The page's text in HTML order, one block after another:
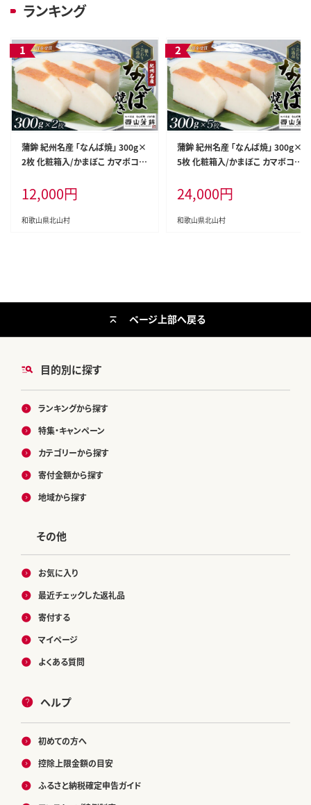
ランキング
蒲鉾 紀州名産 「なんば焼」 300g×
2枚 化粧箱入/かまぼこ カマボコ
お祝い お返し 母の日 父の日 お中
元 敬老の日 おつまみ 惣菜【nym1
00】
12,000円
和歌山県北山村
蒲鉾 紀州名産 「なんば焼」 300g×
5枚 化粧箱入/かまぼこ カマボコ
お祝い お返し 母の日 父の日 お中
元 敬老の日 おつまみ 惣菜【nym1
03】
24,000円
和歌山県北山村
目的別に探す
ランキングから探す
特集・キャンペーン
カテゴリーから探す
寄付金額から探す
地域から探す
その他
お気に入り
最近チェックした返礼品
寄付する
マイページ
よくある質問
ヘルプ
初めての方へ
控除上限金額の目安
ふるさと納税確定申告ガイド
ページ上部へ戻る